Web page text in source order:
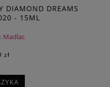
DIAMOND DREAMS
- 15ML
Madlac
zł